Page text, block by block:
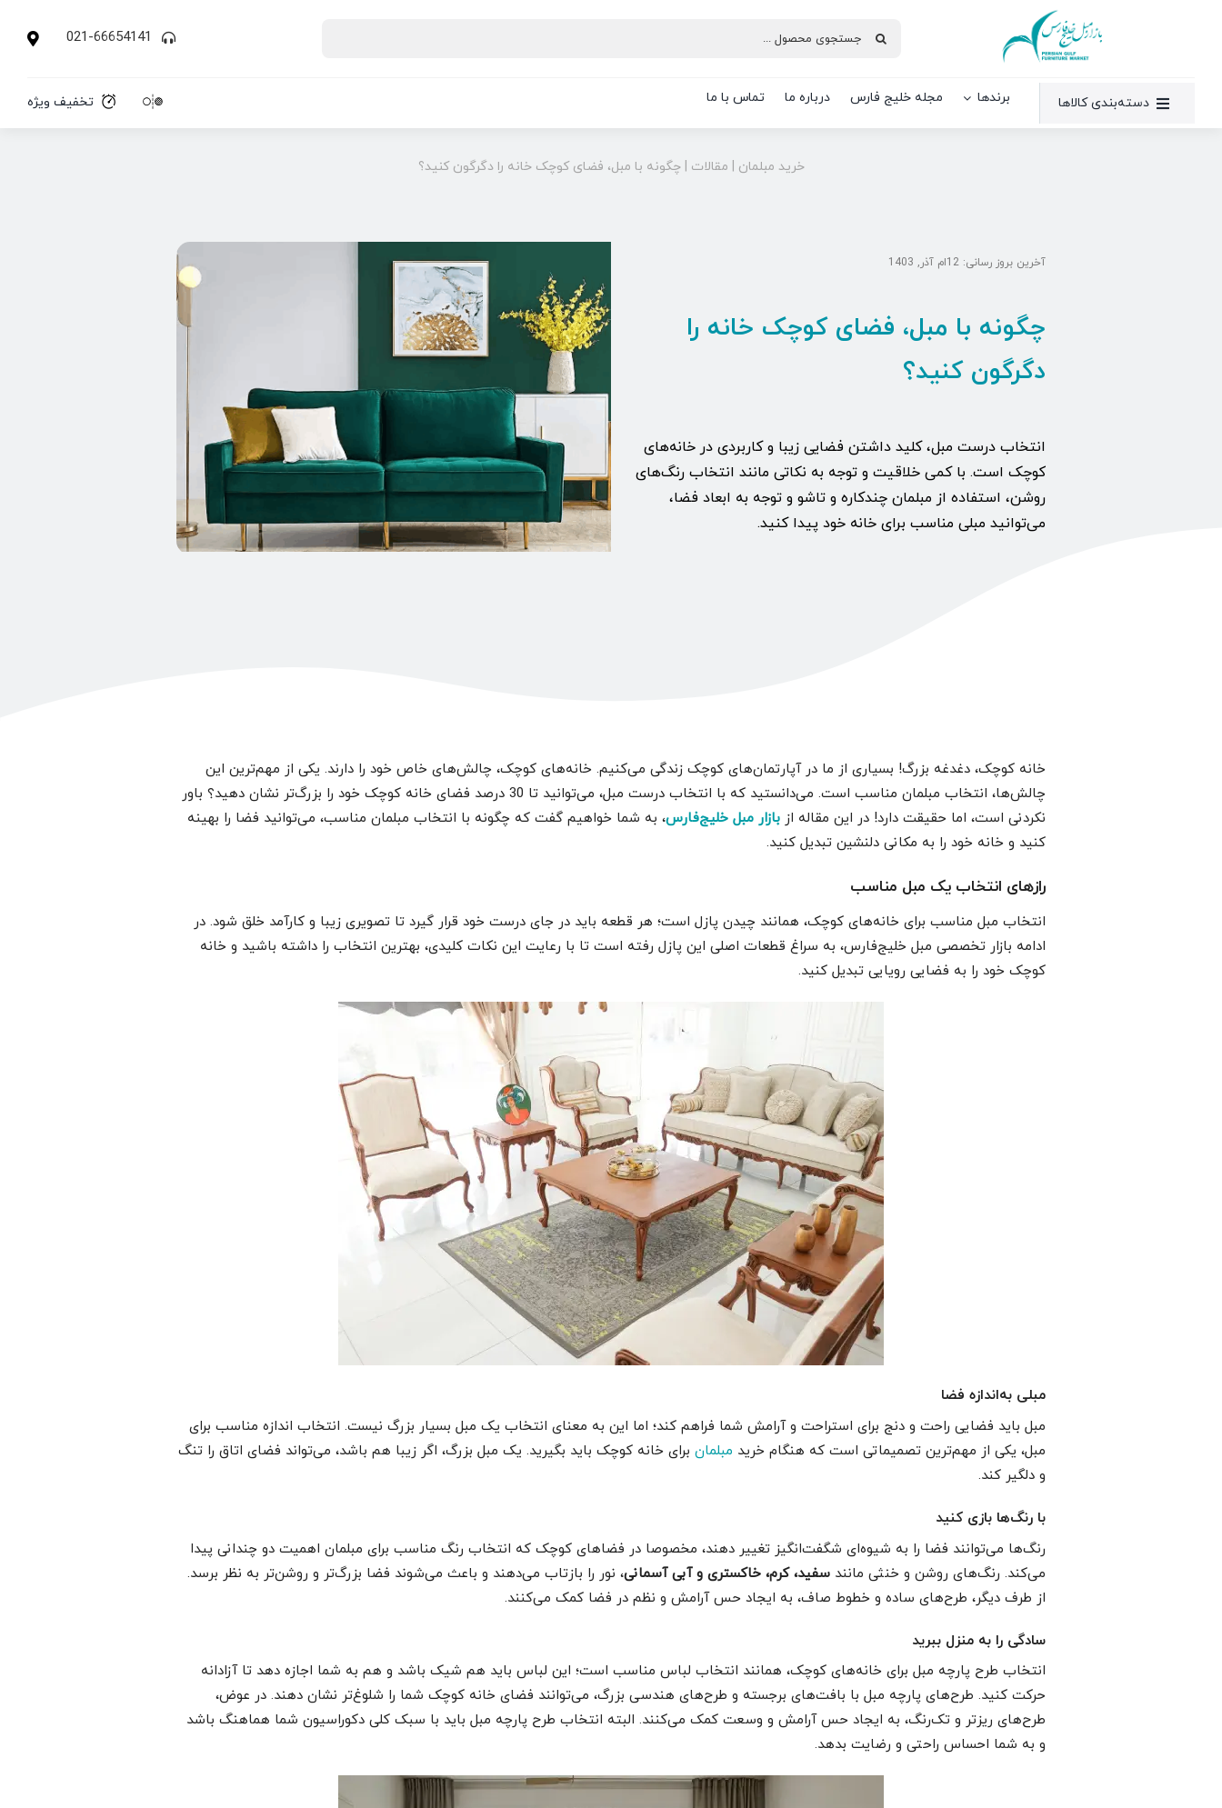
جستجو
021-66654141
دسته‌بندی کالاها برندها مجله خلیج فارس درباره ما تماس با ما تخفیف ویژه
خرید مبلمان | مقالات |چگونه با مبل، فضای کوچک خانه‌ را دگرگون کنید؟
آخرین بروز رسانی: 12ام آذر, 1403
چگونه با مبل، فضای کوچک خانه‌ را
دگرگون کنید؟
انتخاب درست مبل، کلید داشتن فضایی زیبا و کاربردی در خانه‌های
کوچک است. با کمی خلاقیت و توجه به نکاتی مانند انتخاب رنگ‌های
روشن، استفاده از مبلمان چندکاره و تاشو و توجه به ابعاد فضا،
می‌توانید مبلی مناسب برای خانه خود پیدا کنید.
خانه کوچک، دغدغه بزرگ! بسیاری از ما در آپارتمان‌های کوچک زندگی می‌کنیم. خانه‌های کوچک، چالش‌های خاص خود را دارند. یکی از مهم‌ترین این
چالش‌ها، انتخاب مبلمان مناسب است. می‌دانستید که با انتخاب درست مبل، می‌توانید تا 30 درصد فضای خانه کوچک خود را بزرگ‌تر نشان دهید؟ باور
نکردنی است، اما حقیقت دارد! در این مقاله از بازار مبل خلیج‌فارس، به شما خواهیم گفت که چگونه با انتخاب مبلمان مناسب، می‌توانید فضا را بهینه
کنید و خانه خود را به مکانی دلنشین تبدیل کنید.
رازهای انتخاب یک مبل مناسب
انتخاب مبل مناسب برای خانه‌های کوچک، همانند چیدن پازل است؛ هر قطعه باید در جای درست خود قرار گیرد تا تصویری زیبا و کارآمد خلق شود. در
ادامه بازار تخصصی مبل خلیج‌فارس، به سراغ قطعات اصلی این پازل رفته است تا با رعایت این نکات کلیدی، بهترین انتخاب را داشته باشید و خانه
کوچک خود را به فضایی رویایی تبدیل کنید.
مبلی به‌اندازه فضا
مبل باید فضایی راحت و دنج برای استراحت و آرامش شما فراهم کند؛ اما این به معنای انتخاب یک مبل بسیار بزرگ نیست. انتخاب اندازه مناسب برای
مبل، یکی از مهم‌ترین تصمیماتی است که هنگام خرید مبلمانبرای خانه کوچک باید بگیرید. یک مبل بزرگ، اگر زیبا هم باشد، می‌تواند فضای اتاق را تنگ
و دلگیر کند.
با رنگ‌ها بازی کنید
رنگ‌ها می‌توانند فضا را به شیوه‌ای شگفت‌انگیز تغییر دهند، مخصوصا در فضاهای کوچک که انتخاب رنگ مناسب برای مبلمان اهمیت دو چندانی پیدا
می‌کند. رنگ‌های روشن و خنثی مانند سفید، کرم، خاکستری و آبی آسمانی، نور را بازتاب می‌دهند و باعث می‌شوند فضا بزرگ‌تر و روشن‌تر به نظر برسد.
از طرف دیگر، طرح‌های ساده و خطوط صاف، به ایجاد حس آرامش و نظم در فضا کمک می‌کنند.
سادگی را به منزل ببرید
انتخاب طرح پارچه مبل برای خانه‌های کوچک، همانند انتخاب لباس مناسب است؛ این لباس باید هم شیک باشد و هم به شما اجازه دهد تا آزادانه
حرکت کنید. طرح‌های پارچه مبل با بافت‌های برجسته و طرح‌های هندسی بزرگ، می‌توانند فضای خانه کوچک شما را شلوغ‌تر نشان دهند. در عوض،
طرح‌های ریزتر و تک‌رنگ، به ایجاد حس آرامش و وسعت کمک می‌کنند. البته انتخاب طرح پارچه مبل باید با سبک کلی دکوراسیون شما هماهنگ باشد
و به شما احساس راحتی و رضایت بدهد.